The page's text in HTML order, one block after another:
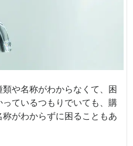
や名称がわからなくて、困
ているつもりでいても、購
がわからずに困ることもあ